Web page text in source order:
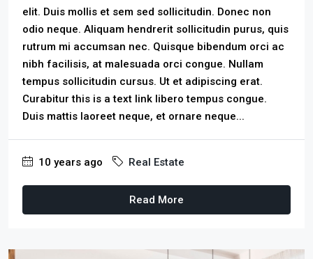
elit. Duis mollis et sem sed sollicitudin. Donec non
odio neque. Aliquam hendrerit sollicitudin purus, quis
rutrum mi accumsan nec. Quisque bibendum orci ac
nibh facilisis, at malesuada orci congue. Nullam
tempus sollicitudin cursus. Ut et adipiscing erat.
Curabitur this is a text link libero tempus congue.
Duis mattis laoreet neque, et ornare neque...
10 years ago Real Estate
Read More